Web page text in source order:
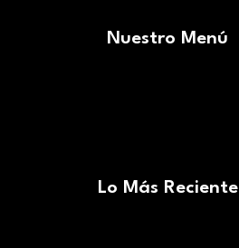
Nuestro Menú
Lo Más Reciente